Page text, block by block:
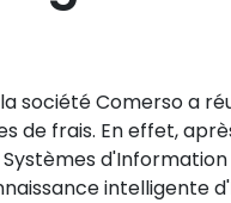
société Comerso a
de frais. En effet,
intelligente